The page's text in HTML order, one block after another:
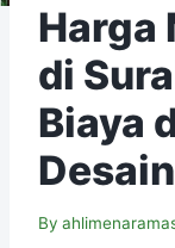
Harga
di
Biaya
By